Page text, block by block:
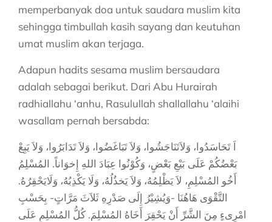
memperbanyak doa untuk saudara muslim kita
sehingga timbullah kasih sayang dan keutuhan
umat muslim akan terjaga.
Adapun hadits sesama muslim bersaudara
adalah sebagai berikut. Dari Abu Hurairah
radhiallahu ‘anhu, Rasulullah shallallahu ‘alaihi
wasallam pernah bersabda:
اَ تَحَاسَدُوا، وَلاَتَنَاجَشُوا، وَلاَ تَبَاغَضُوا، وَلاَ تَدَابَرُوا، وَلاَ يَبِعْ
بَعْضُكُمْ عَلَى بَيْعِ بَعْضٍ، وَكُوْنُوا عِبَادَ اللهِ إِخوَاناً. المُسْلِمُ
أَخُو المُسْلِمِ، لاَ يَظْلِمُهُ، وَلاَ يَخذُلُهُ، وَلَا يَكْذِبُهُ، وَلَايَحْقِرُهُ.
التَّقْوَى هَاهُنَا -وَيُشِيْرُ إِلَى صَدْرِهِ ثَلاَثَ مَرَّاتٍ- بِحَسْبِ
امْرِىءٍ مِنَ الشَّرِّ أَنْ يَحْقِرَ أَخَاهُ المُسْلِمَ. كُلُّ المُسْلِمِ عَلَى